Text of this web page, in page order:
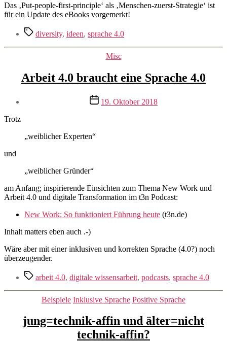
Das ‚Put-people-first-principle‘ als ‚Menschen-zuerst-Strategie‘ ist
für ein Update des eBooks vorgemerkt!
Schlagwörter
diversity, ideen, sprache 4.0
Kategorien
Misc
Arbeit 4.0 braucht eine Sprache 4.0
Veröffentlichungsdatum
19. Oktober 2018
Trotz
„weiblicher Experten“
und
„weiblicher Gründer“
am Anfang; inspirierende Einsichten zum Thema New Work und
Arbeit 4.0 und digitale Transformation im t3n Podcast:
New Work: So funktioniert Führung heute (t3n.de)
Inhalt matters eben auch .-)
Wäre aber mit einer inklusiven und korrekten Sprache (4.0?) noch
überzeugender.
Schlagwörter
arbeit 4.0, digitale wissensarbeit, podcasts, sprache 4.0
Kategorien
Beispiele Inklusive Sprache Positive Sprache
jung=technik-affin und älter=nicht
technik-affin?